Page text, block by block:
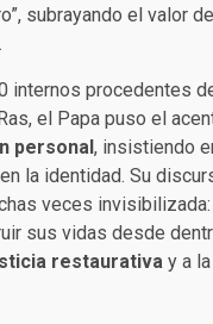
subrayando el valor
.
internos procedentes
el Papa puso el
personal , insistiendo
la identidad. Su
veces
sus vidas desde
restaurativa y a la